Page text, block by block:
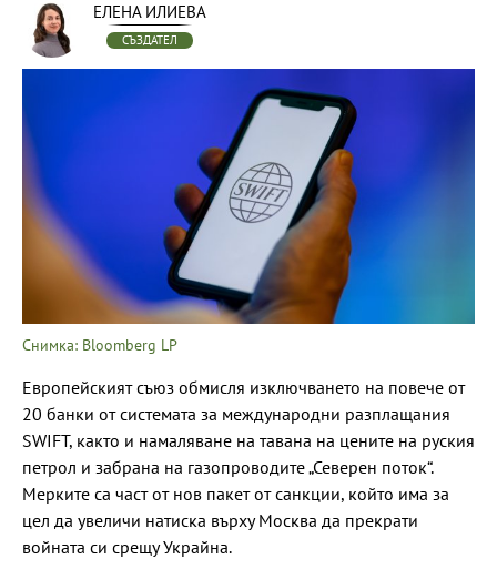
ЕЛЕНА ИЛИЕВА
СЪЗДАТЕЛ
Снимка: Bloomberg LP
Европейският съюз обмисля изключването на повече от
20 банки от системата за международни разплащания
SWIFT, както и намаляване на тавана на цените на руския
петрол и забрана на газопроводите „Северен поток“.
Мерките са част от нов пакет от санкции, който има за
цел да увеличи натиска върху Москва да прекрати
войната си срещу Украйна.